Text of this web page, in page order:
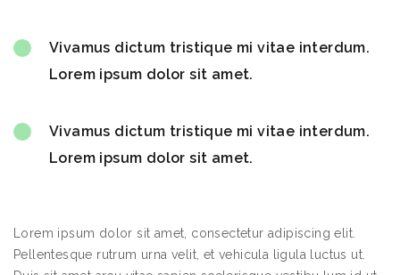
Vivamus dictum tristique mi vitae interdum.
Lorem ipsum dolor sit amet.
Vivamus dictum tristique mi vitae interdum.
Lorem ipsum dolor sit amet.
Lorem ipsum dolor sit amet, consectetur adipiscing elit.
Pellentesque rutrum urna velit, et vehicula ligula luctus ut.